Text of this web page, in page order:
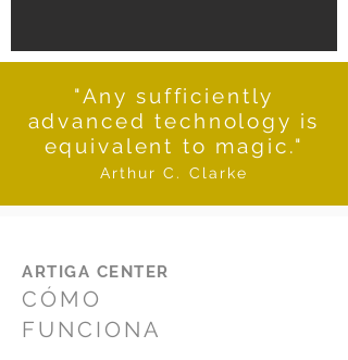
"Any sufficiently
advanced technology is
equivalent to magic."
Arthur C. Clarke
ARTIGA CENTER
CÓMO
FUNCIONA